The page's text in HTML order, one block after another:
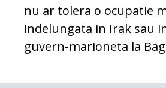
nu ar tolera o ocupatie
indelungata in Irak sau
guvern-marioneta la